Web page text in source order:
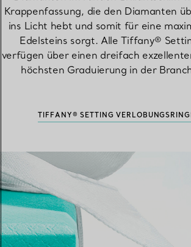
Krappenfassung, die den Diamanten
ins Licht hebt und somit für eine
Edelsteins sorgt. Alle Tiffany®
verfügen über einen dreifach
höchsten Graduierung in der
TIFFANY® SETTING